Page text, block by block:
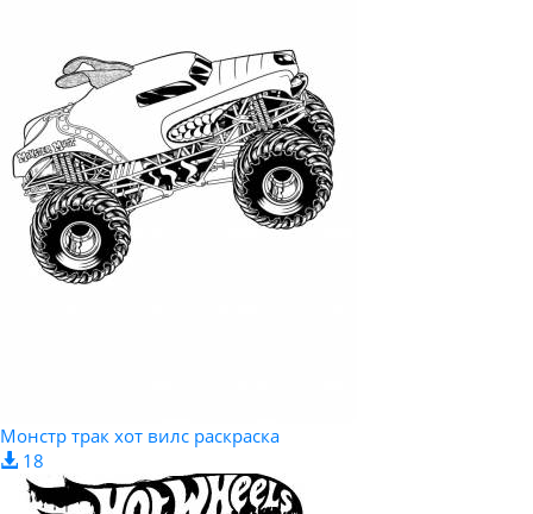
Монстр трак хот вилс раскраска
18